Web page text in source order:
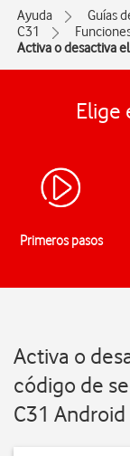
Ayuda Guías
C31
Activa o desactiva
Elige
Primeros pasos
Activa o
código de
C31